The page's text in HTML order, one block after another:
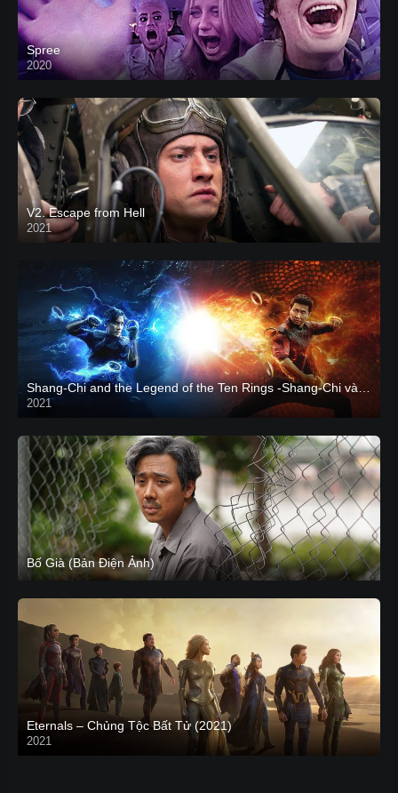
Spree
2020
V2. Escape from Hell
2021
2021
CAM
Bố Già (Bản Điện Ảnh)
Eternals – Chủng Tộc Bất Tử (2021)
2021
Trailer